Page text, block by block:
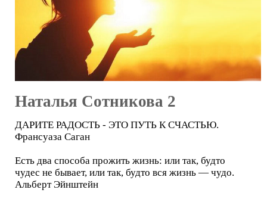
Наталья Сотникова 2
ДАРИТЕ РАДОСТЬ - ЭТО ПУТЬ К СЧАСТЬЮ.
Франсуаза Саган
Есть два способа прожить жизнь: или так, будто
чудес не бывает, или так, будто вся жизнь — чудо.
Альберт Эйнштейн